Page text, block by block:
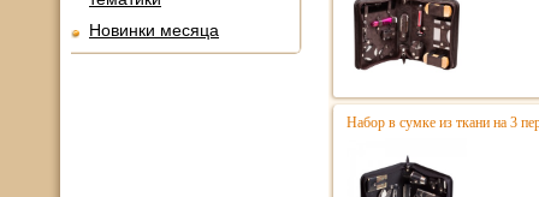
Новинки месяца
Набор в сумке из ткани на 3